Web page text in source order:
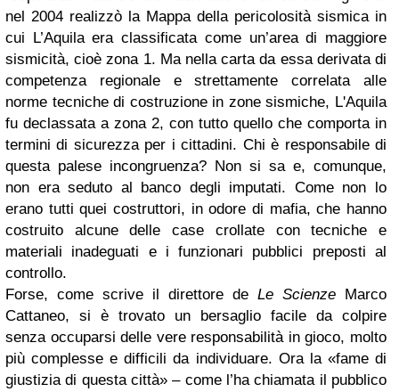
nel 2004 realizzò la Mappa della pericolosità sismica in
cui L’Aquila era classificata come un’area di maggiore
sismicità, cioè zona 1. Ma nella carta da essa derivata di
competenza regionale e strettamente correlata alle
norme tecniche di costruzione in zone sismiche, L'Aquila
fu declassata a zona 2, con tutto quello che comporta in
termini di sicurezza per i cittadini. Chi è responsabile di
questa palese incongruenza? Non si sa e, comunque,
non era seduto al banco degli imputati. Come non lo
erano tutti quei costruttori, in odore di mafia, che hanno
costruito alcune delle case crollate con tecniche e
materiali inadeguati e i funzionari pubblici preposti al
controllo.
Forse, come scrive il direttore de Le Scienze Marco
Cattaneo, si è trovato un bersaglio facile da colpire
senza occuparsi delle vere responsabilità in gioco, molto
più complesse e difficili da individuare. Ora la «fame di
giustizia di questa città» – come l’ha chiamata il pubblico